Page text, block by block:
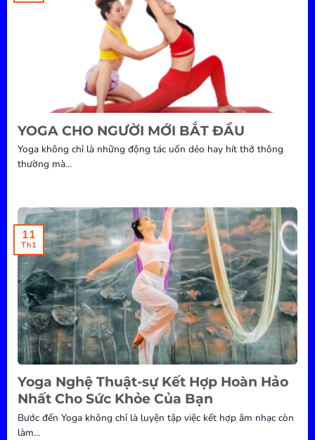
YOGA CHO NGƯỜI MỚI BẮT ĐẦU
Yoga không chỉ là những động tác uốn dẻo hay hít thở thông
thường mà...
Yoga Nghệ Thuật-sự Kết Hợp Hoàn Hảo
Nhất Cho Sức Khỏe Của Bạn
Bước đến Yoga không chỉ là luyện tập việc kết hợp âm nhạc còn
làm...
11
Th1